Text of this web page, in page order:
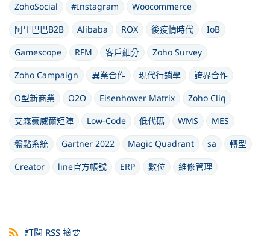
ZohoSocial
#Instagram
Woocommerce
阿里巴巴B2B
Alibaba ROX 後疫情時代
IoB
Gamescope
RFM 客戶細分
Zoho Survey
Zoho Campaign
異業合作 現代行銷學
誇界合作
O型新商業
O2O Eisenhower Matrix
Zoho Cliq
艾森豪威爾矩陣
Low-Code 低代碼 WMS
MES
盤點系統
Gartner 2022 Magic Quadrant sa
轉型
Creator
line官方帳號 ERP 數位 維修管理
訂閱 RSS 摘要